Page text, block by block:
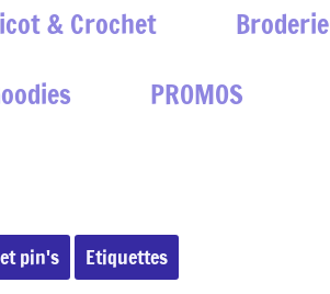
& Crochet
Broderie
PROMOS
pin's Etiquettes